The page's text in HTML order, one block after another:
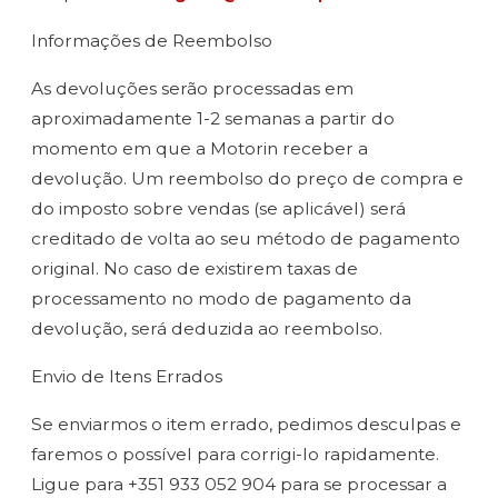
Informações de Reembolso
As devoluções serão processadas em
aproximadamente 1-2 semanas a partir do
momento em que a Motorin receber a
devolução. Um reembolso do preço de compra e
do imposto sobre vendas (se aplicável) será
creditado de volta ao seu método de pagamento
original. No caso de existirem taxas de
processamento no modo de pagamento da
devolução, será deduzida ao reembolso.
Envio de Itens Errados
Se enviarmos o item errado, pedimos desculpas e
faremos o possível para corrigi-lo rapidamente.
Ligue para +351 933 052 904 para se processar a